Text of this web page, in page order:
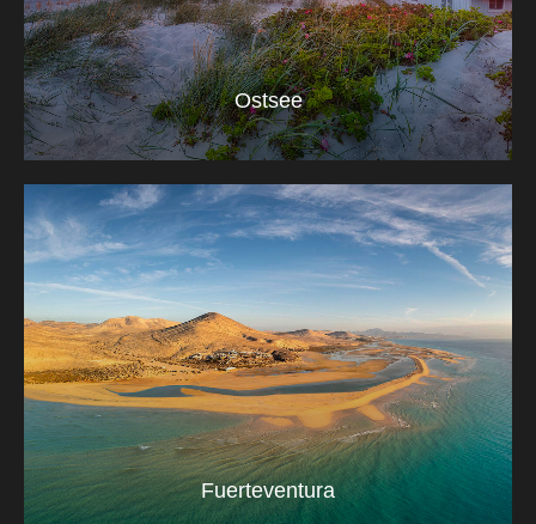
Ostsee
Fuerteventura